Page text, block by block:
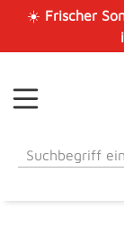
Zum Hauptinhalt
☀️ Frischer